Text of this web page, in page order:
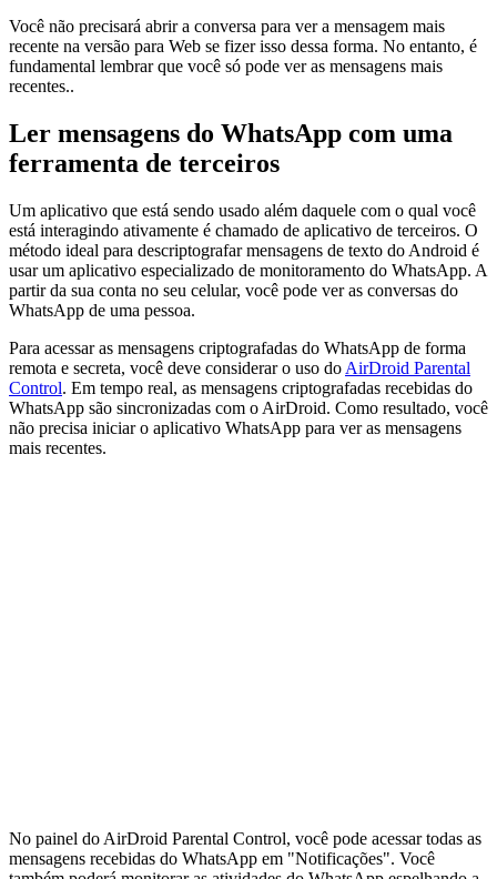
Você não precisará abrir a conversa para ver a mensagem mais
recente na versão para Web se fizer isso dessa forma. No entanto, é
fundamental lembrar que você só pode ver as mensagens mais
recentes..
Ler mensagens do WhatsApp com uma
ferramenta de terceiros
Um aplicativo que está sendo usado além daquele com o qual você
está interagindo ativamente é chamado de aplicativo de terceiros. O
método ideal para descriptografar mensagens de texto do Android é
usar um aplicativo especializado de monitoramento do WhatsApp. A
partir da sua conta no seu celular, você pode ver as conversas do
WhatsApp de uma pessoa.
Para acessar as mensagens criptografadas do WhatsApp de forma
remota e secreta, você deve considerar o uso do AirDroid Parental
Control. Em tempo real, as mensagens criptografadas recebidas do
WhatsApp são sincronizadas com o AirDroid. Como resultado, você
não precisa iniciar o aplicativo WhatsApp para ver as mensagens
mais recentes.
No painel do AirDroid Parental Control, você pode acessar todas as
mensagens recebidas do WhatsApp em "Notificações". Você